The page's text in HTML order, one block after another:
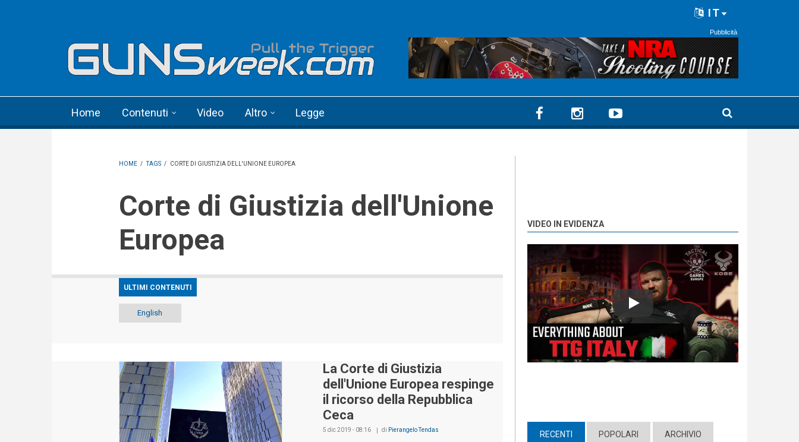
IT
Pubblicità
Home Contenuti Video Altro Legge
HOME / TAGS / CORTE DI GIUSTIZIA DELL'UNIONE EUROPEA
Corte di Giustizia dell'Unione
Europea
ULTIMI CONTENUTI
English
La Corte di Giustizia
dell'Unione Europea respinge
il ricorso della Repubblica
Ceca
5 dic 2019 - 08:16 di Pierangelo Tendas
VIDEO IN EVIDENZA
Play
RECENTI (ACTIVE TAB)
POPOLARI ARCHIVIO